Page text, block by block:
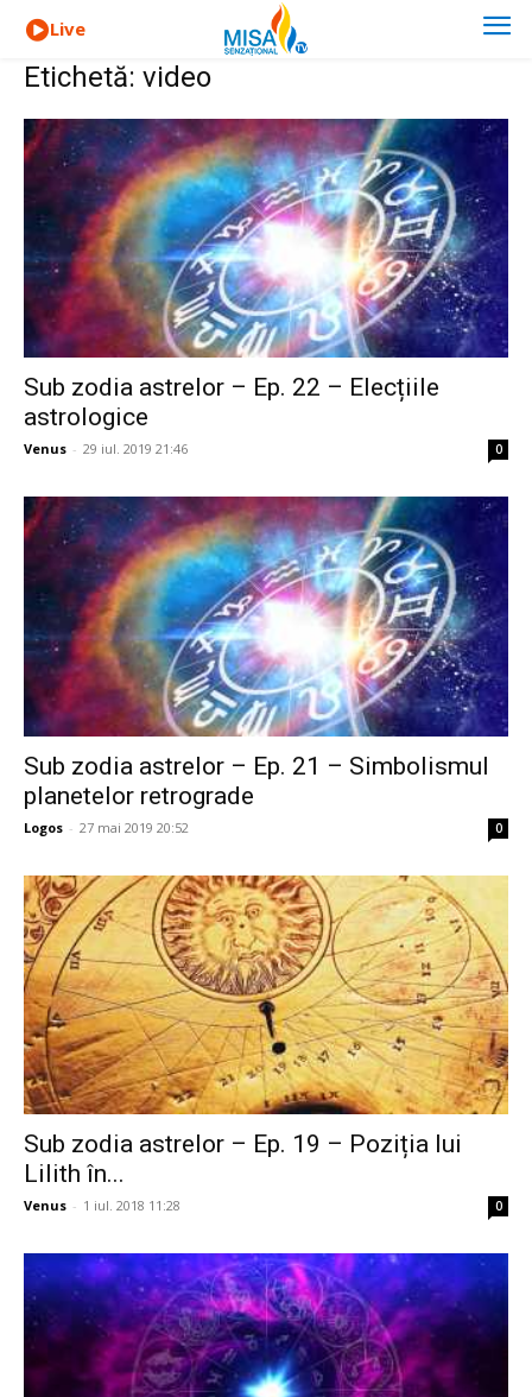
Live
Etichetă: video
Sub zodia astrelor – Ep. 22 – Elecțiile
astrologice
Venus - 29 iul. 2019 21:46 0
Sub zodia astrelor – Ep. 21 – Simbolismul
planetelor retrograde
Logos - 27 mai 2019 20:52 0
Sub zodia astrelor – Ep. 19 – Poziția lui
Lilith în...
Venus - 1 iul. 2018 11:28 0